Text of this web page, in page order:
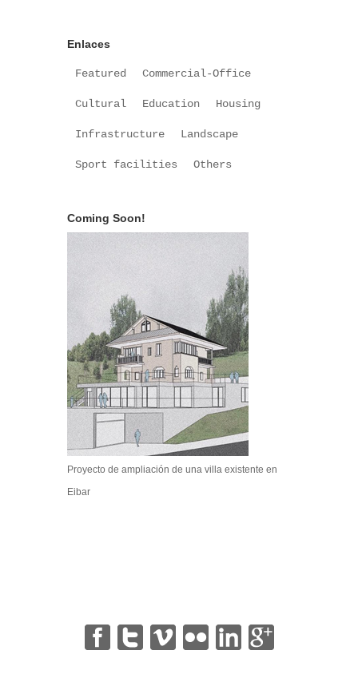
Enlaces
Featured Commercial-Office
Cultural Education Housing
Infrastructure Landscape
Sport facilities Others
Coming Soon!
Proyecto de ampliación de una villa existente en
Eibar
| | | | |